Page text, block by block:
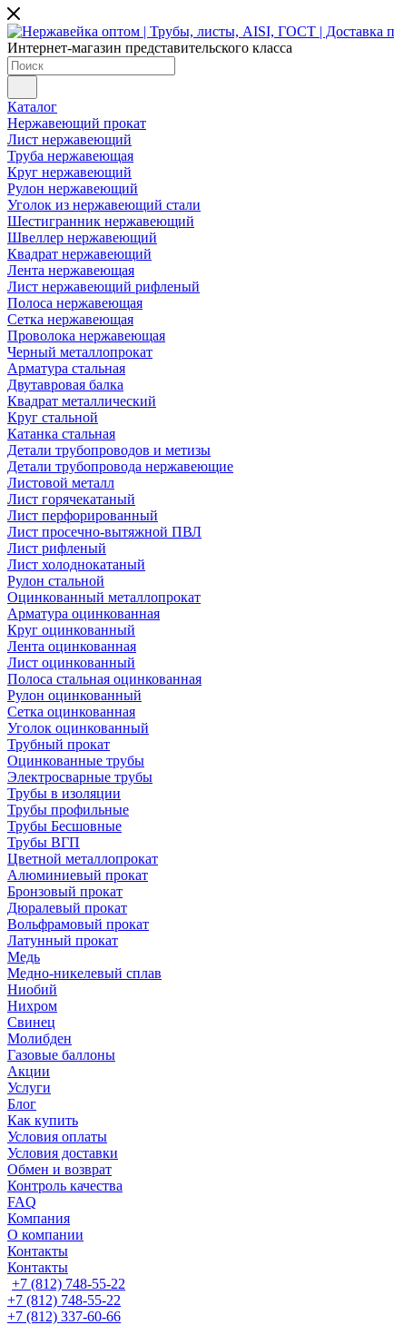
Интернет-магазин представительского класса
Каталог
Нержавеющий прокат
Лист нержавеющий
Труба нержавеющая
Круг нержавеющий
Рулон нержавеющий
Уголок из нержавеющий стали
Шестигранник нержавеющий
Швеллер нержавеющий
Квадрат нержавеющий
Лента нержавеющая
Лист нержавеющий рифленый
Полоса нержавеющая
Сетка нержавеющая
Проволока нержавеющая
Черный металлопрокат
Арматура стальная
Двутавровая балка
Квадрат металлический
Круг стальной
Катанка стальная
Детали трубопроводов и метизы
Детали трубопровода нержавеющие
Листовой металл
Лист горячекатаный
Лист перфорированный
Лист просечно-вытяжной ПВЛ
Лист рифленый
Лист холоднокатаный
Рулон стальной
Оцинкованный металлопрокат
Арматура оцинкованная
Круг оцинкованный
Лента оцинкованная
Лист оцинкованный
Полоса стальная оцинкованная
Рулон оцинкованный
Сетка оцинкованная
Уголок оцинкованный
Трубный прокат
Оцинкованные трубы
Электросварные трубы
Трубы в изоляции
Трубы профильные
Трубы Бесшовные
Трубы ВГП
Цветной металлопрокат
Алюминиевый прокат
Бронзовый прокат
Дюралевый прокат
Вольфрамовый прокат
Латунный прокат
Медь
Медно-никелевый сплав
Ниобий
Нихром
Свинец
Молибден
Газовые баллоны
Акции
Услуги
Блог
Как купить
Условия оплаты
Условия доставки
Обмен и возврат
Контроль качества
FAQ
Компания
О компании
Контакты
Контакты
+7 (812) 748-55-22
+7 (812) 748-55-22
+7 (812) 337-60-66